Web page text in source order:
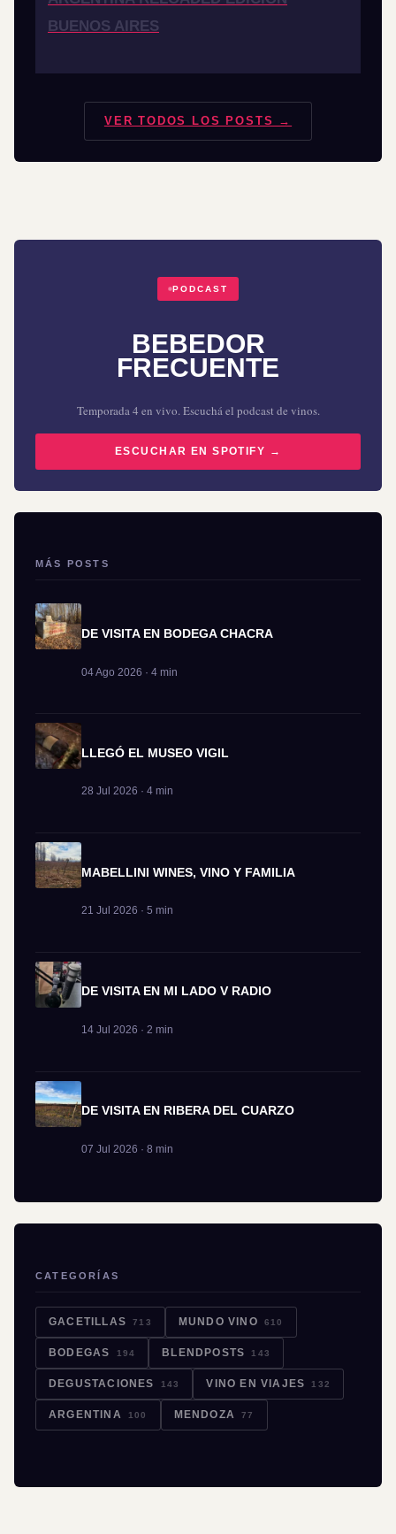
BUENOS AIRES
VER TODOS LOS POSTS →
PODCAST
BEBEDOR
FRECUENTE
Temporada 4 en vivo. Escuchá el podcast de vinos.
ESCUCHAR EN SPOTIFY →
MÁS POSTS
DE VISITA EN BODEGA CHACRA
04 Ago 2026 · 4 min
LLEGÓ EL MUSEO VIGIL
28 Jul 2026 · 4 min
MABELLINI WINES, VINO Y FAMILIA
21 Jul 2026 · 5 min
DE VISITA EN MI LADO V RADIO
14 Jul 2026 · 2 min
DE VISITA EN RIBERA DEL CUARZO
07 Jul 2026 · 8 min
CATEGORÍAS
GACETILLAS 713 MUNDO VINO 610
BODEGAS 194 BLENDPOSTS 143
DEGUSTACIONES 143 VINO EN VIAJES 132
ARGENTINA 100 MENDOZA 77